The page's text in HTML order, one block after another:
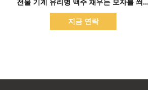
는 기계
지금 연락